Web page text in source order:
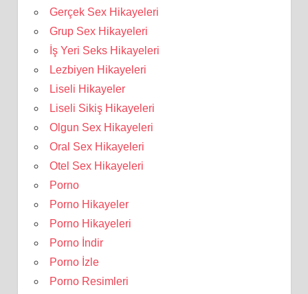
Gerçek Sex Hikayeleri
Grup Sex Hikayeleri
İş Yeri Seks Hikayeleri
Lezbiyen Hikayeleri
Liseli Hikayeler
Liseli Sikiş Hikayeleri
Olgun Sex Hikayeleri
Oral Sex Hikayeleri
Otel Sex Hikayeleri
Porno
Porno Hikayeler
Porno Hikayeleri
Porno İndir
Porno İzle
Porno Resimleri